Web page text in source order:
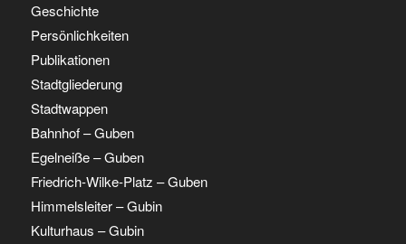
Geschichte
Persönlichkeiten
Publikationen
Stadtgliederung
Stadtwappen
Bahnhof – Guben
Egelneiße – Guben
Friedrich-Wilke-Platz – Guben
Himmelsleiter – Gubin
Kulturhaus – Gubin